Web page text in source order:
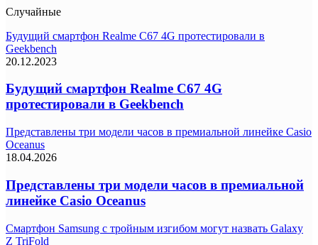
Случайные
Будущий смартфон Realme C67 4G протестировали в
Geekbench
20.12.2023
Будущий смартфон Realme C67 4G
протестировали в Geekbench
Представлены три модели часов в премиальной линейке Casio
Oceanus
18.04.2026
Представлены три модели часов в премиальной
линейке Casio Oceanus
Смартфон Samsung с тройным изгибом могут назвать Galaxy
Z TriFold